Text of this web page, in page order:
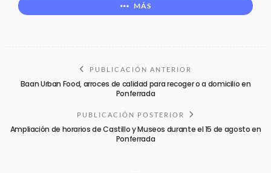
MÁS
PUBLICACIÓN ANTERIOR
Baan Urban Food, arroces de calidad para recoger o a domicilio en
Ponferrada
PUBLICACIÓN POSTERIOR
Ampliación de horarios de Castillo y Museos durante el 15 de agosto en
Ponferrada